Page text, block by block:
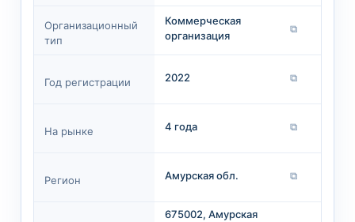
Организационный
тип
Коммерческая
организация
⧉
Год регистрации 2022 ⧉
На рынке 4 года ⧉
Регион Амурская обл. ⧉
675002, Амурская